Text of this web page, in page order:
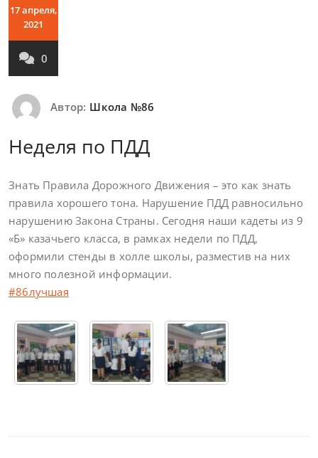
17 апреля,
2021
0
Автор: Школа №86
Неделя по ПДД
Знать Правила Дорожного Движения – это как знать
правила хорошего тона. Нарушение ПДД равносильно
нарушению Закона Страны. Сегодня наши кадеты из 9
«Б» казачьего класса, в рамках недели по ПДД,
оформили стенды в холле школы, разместив на них
много полезной информации.
#86лучшая